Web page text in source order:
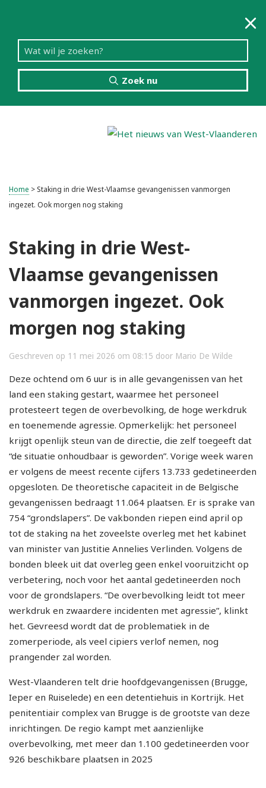
Zoek nu
Home > Staking in drie West-Vlaamse gevangenissen vanmorgen
ingezet. Ook morgen nog staking
Staking in drie West-
Vlaamse gevangenissen
vanmorgen ingezet. Ook
morgen nog staking
Geschreven op 11 mei 2026 om 08:15 door Mario De Wilde
Deze ochtend om 6 uur is in alle gevangenissen van het
land een staking gestart, waarmee het personeel
protesteert tegen de overbevolking, de hoge werkdruk
en toenemende agressie. Opmerkelijk: het personeel
krijgt openlijk steun van de directie, die zelf toegeeft dat
“de situatie onhoudbaar is geworden”. Vorige week waren
er volgens de meest recente cijfers 13.733 gedetineerden
opgesloten. De theoretische capaciteit in de Belgische
gevangenissen bedraagt 11.064 plaatsen. Er is sprake van
754 “grondslapers”. De vakbonden riepen eind april op
tot de staking na het zoveelste overleg met het kabinet
van minister van Justitie Annelies Verlinden. Volgens de
bonden bleek uit dat overleg geen enkel vooruitzicht op
verbetering, noch voor het aantal gedetineerden noch
voor de grondslapers. “De overbevolking leidt tot meer
werkdruk en zwaardere incidenten met agressie”, klinkt
het. Gevreesd wordt dat de problematiek in de
zomerperiode, als veel cipiers verlof nemen, nog
prangender zal worden.
West-Vlaanderen telt drie hoofdgevangenissen (Brugge,
Ieper en Ruiselede) en een detentiehuis in Kortrijk. Het
penitentiair complex van Brugge is de grootste van deze
inrichtingen. De regio kampt met aanzienlijke
overbevolking, met meer dan 1.100 gedetineerden voor
926 beschikbare plaatsen in 2025